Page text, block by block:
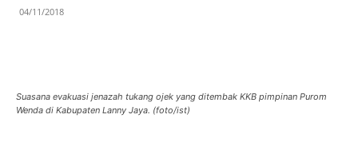
04/11/2018
Suasana evakuasi jenazah tukang ojek yang ditembak KKB pimpinan Purom
Wenda di Kabupaten Lanny Jaya. (foto/ist)